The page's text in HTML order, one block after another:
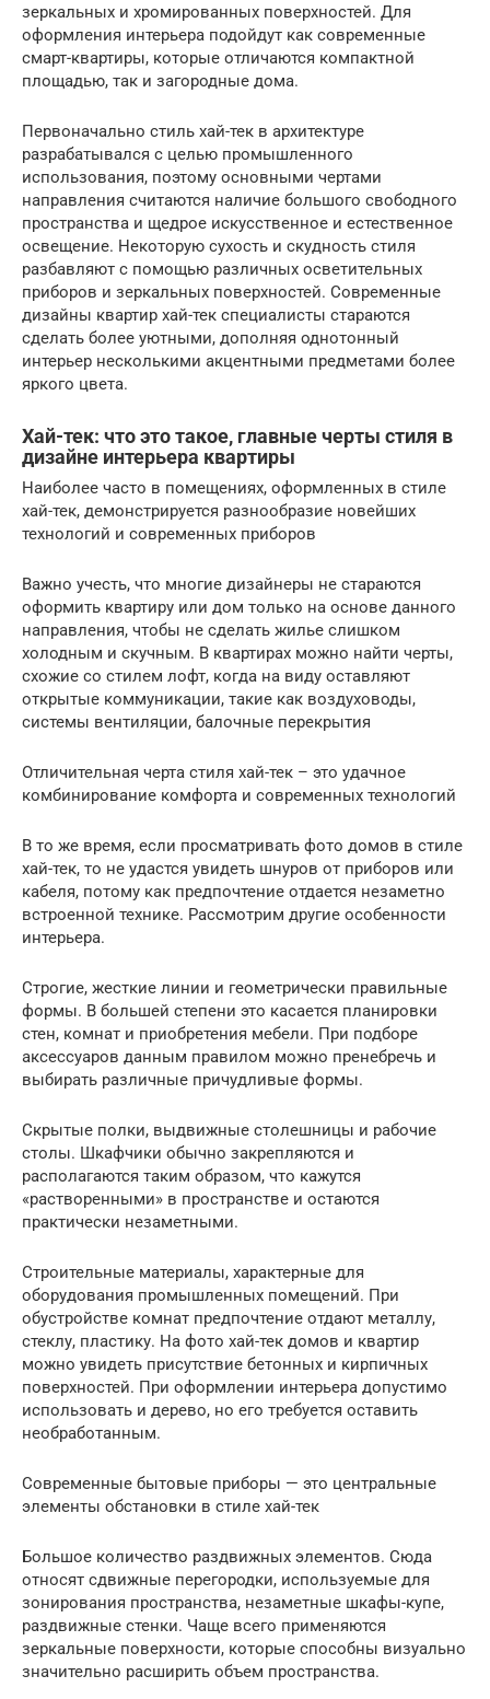
зеркальных и хромированных поверхностей. Для
оформления интерьера подойдут как современные
смарт-квартиры, которые отличаются компактной
площадью, так и загородные дома.
Первоначально стиль хай-тек в архитектуре
разрабатывался с целью промышленного
использования, поэтому основными чертами
направления считаются наличие большого свободного
пространства и щедрое искусственное и естественное
освещение. Некоторую сухость и скудность стиля
разбавляют с помощью различных осветительных
приборов и зеркальных поверхностей. Современные
дизайны квартир хай-тек специалисты стараются
сделать более уютными, дополняя однотонный
интерьер несколькими акцентными предметами более
яркого цвета.
Хай-тек: что это такое, главные черты стиля в
дизайне интерьера квартиры
Наиболее часто в помещениях, оформленных в стиле
хай-тек, демонстрируется разнообразие новейших
технологий и современных приборов
Важно учесть, что многие дизайнеры не стараются
оформить квартиру или дом только на основе данного
направления, чтобы не сделать жилье слишком
холодным и скучным. В квартирах можно найти черты,
схожие со стилем лофт, когда на виду оставляют
открытые коммуникации, такие как воздуховоды,
системы вентиляции, балочные перекрытия
Отличительная черта стиля хай-тек – это удачное
комбинирование комфорта и современных технологий
В то же время, если просматривать фото домов в стиле
хай-тек, то не удастся увидеть шнуров от приборов или
кабеля, потому как предпочтение отдается незаметно
встроенной технике. Рассмотрим другие особенности
интерьера.
Строгие, жесткие линии и геометрически правильные
формы. В большей степени это касается планировки
стен, комнат и приобретения мебели. При подборе
аксессуаров данным правилом можно пренебречь и
выбирать различные причудливые формы.
Скрытые полки, выдвижные столешницы и рабочие
столы. Шкафчики обычно закрепляются и
располагаются таким образом, что кажутся
«растворенными» в пространстве и остаются
практически незаметными.
Строительные материалы, характерные для
оборудования промышленных помещений. При
обустройстве комнат предпочтение отдают металлу,
стеклу, пластику. На фото хай-тек домов и квартир
можно увидеть присутствие бетонных и кирпичных
поверхностей. При оформлении интерьера допустимо
использовать и дерево, но его требуется оставить
необработанным.
Современные бытовые приборы — это центральные
элементы обстановки в стиле хай-тек
Большое количество раздвижных элементов. Сюда
относят сдвижные перегородки, используемые для
зонирования пространства, незаметные шкафы-купе,
раздвижные стенки. Чаще всего применяются
зеркальные поверхности, которые способны визуально
значительно расширить объем пространства.